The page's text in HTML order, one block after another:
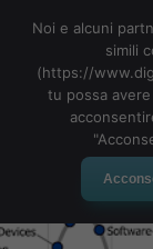
Noi e alcuni
simili
(https://
tu possa